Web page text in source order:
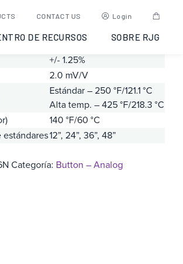
CONTACT US Login
DE RECURSOS SOBRE RJG
T-414
T-414 – 125 lb
+/- 1.25%
2.0 mV/V
Estándar – 250 °F/121.1 °C
Alta temp. – 425 °F/218.3 °C
140 °F/60 °C
12”, 24”, 36”, 48”
Categoría: Button – Analog